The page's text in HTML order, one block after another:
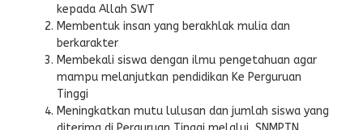
kepada Allah SWT
Membentuk insan yang berakhlak mulia dan
berkarakter
Membekali siswa dengan ilmu pengetahuan agar
mampu melanjutkan pendidikan Ke Perguruan
Tinggi
Meningkatkan mutu lulusan dan jumlah siswa yang